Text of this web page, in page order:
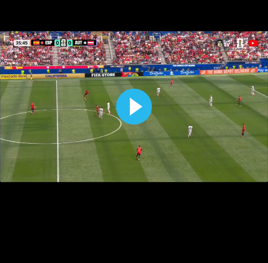
İspaniya hesabı açdı